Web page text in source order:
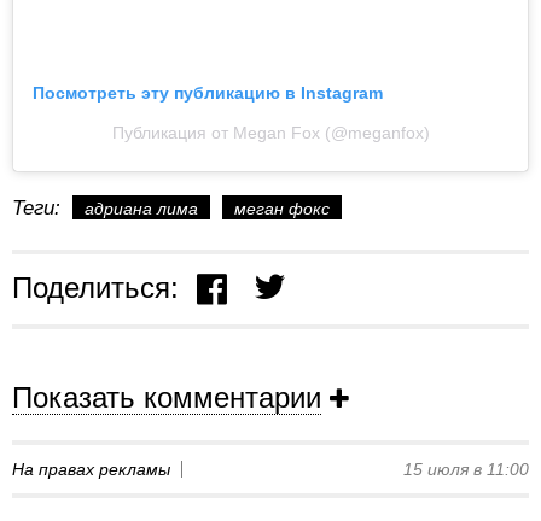
Посмотреть эту публикацию в Instagram
Публикация от Megan Fox (@meganfox)
Теги: адриана лима меган фокс
Поделиться:
Показать комментарии
На правах рекламы 15 июля в 11:00